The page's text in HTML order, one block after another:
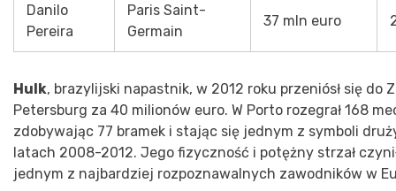
Danilo
Pereira
Paris Saint-
Germain
37 mln euro
Hulk, brazylijski napastnik, w 2012 roku przeniósł się do
Petersburg za 40 milionów euro. W Porto rozegrał 168
zdobywając 77 bramek i stając się jednym z symboli
latach 2008-2012. Jego fizyczność i potężny strzał
jednym z najbardziej rozpoznawalnych zawodników w